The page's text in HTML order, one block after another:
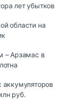
лет убытков
области на
– Арзамас в
аккумуляторов
руб.